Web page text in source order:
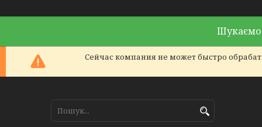
Шукаємо
Сейчас компания не может быстро